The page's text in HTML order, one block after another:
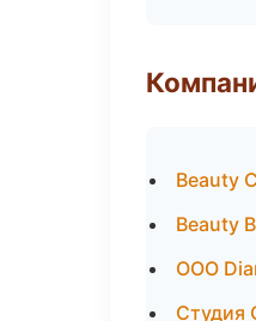
Beauty
Beauty
ООО
Студия